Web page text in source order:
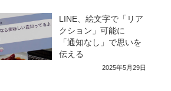
LINE、絵文字で「リア
クション」可能に
「通知なし」で思いを
伝える
2025年5月29日